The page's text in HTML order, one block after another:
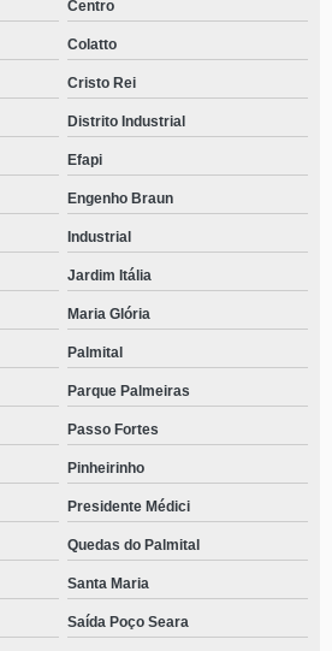
Centro
Colatto
Cristo Rei
Distrito Industrial
Efapi
Engenho Braun
Industrial
Jardim Itália
Maria Glória
Palmital
Parque Palmeiras
Passo Fortes
Pinheirinho
Presidente Médici
Quedas do Palmital
Santa Maria
Saída Poço Seara